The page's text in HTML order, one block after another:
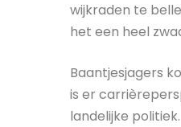
wijkraden te
het een heel
Baantjesjagers
is er
landelijke politiek.